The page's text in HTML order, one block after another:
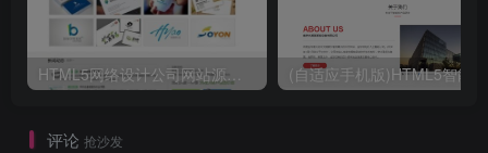
HTML5网络设计公司网站源码 织梦dedecms整站模板
评论 抢沙发